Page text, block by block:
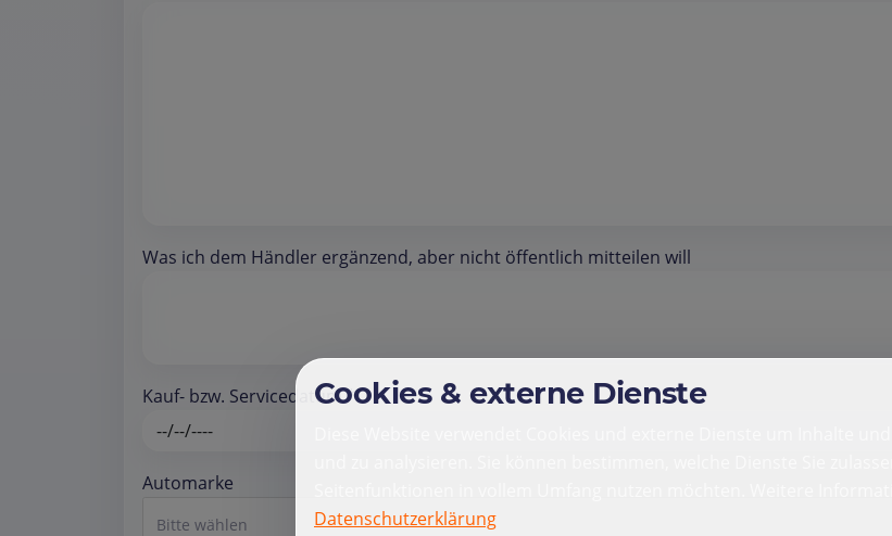
Was ich dem Händler ergänzend, aber nicht öffentlich mitteilen will
Kauf- bzw. Servicedatum *
Automarke
Bitte wählen
Cookies & externe Dienste
Diese Website verwendet Cookies und externe Dienste um Inhalte
Datenschutzerklärung